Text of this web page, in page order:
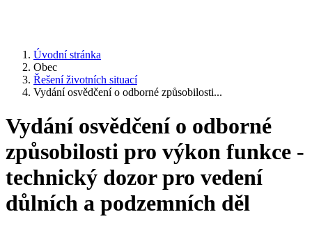
Úvodní stránka
Obec
Řešení životních situací
Vydání osvědčení o odborné způsobilosti...
Vydání osvědčení o odborné
způsobilosti pro výkon funkce -
technický dozor pro vedení
důlních a podzemních děl